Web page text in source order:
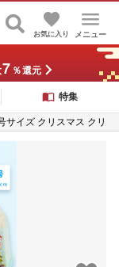
メニュー
お気に入り
7 ％還元
特集
サイズ クリスマス クリ
生日ケーキ バースデ
サプライズ[074D-045]